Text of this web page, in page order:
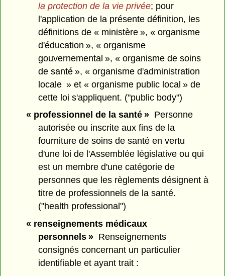
la protection de la vie privée; pour
l'application de la présente définition, les
définitions de « ministère », « organisme
d'éducation », « organisme
gouvernemental », « organisme de soins
de santé », « organisme d'administration
locale » et « organisme public local » de
cette loi s'appliquent. ("public body")
« professionnel de la santé »Personne
autorisée ou inscrite aux fins de la
fourniture de soins de santé en vertu
d'une loi de l'Assemblée législative ou qui
est un membre d'une catégorie de
personnes que les règlements désignent à
titre de professionnels de la santé.
("health professional")
« renseignements médicaux
personnels » Renseignements
consignés concernant un particulier
identifiable et ayant trait :